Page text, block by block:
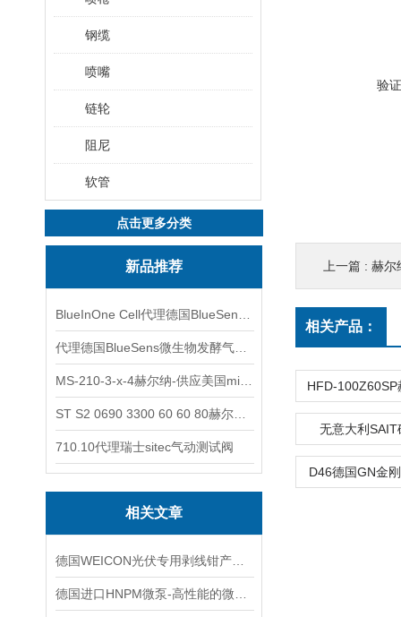
钢缆
喷嘴
链轮
阻尼
软管
点击更多分类
新品推荐
710.10代理瑞士sitec气动测试阀
相关文章
验
上一篇 : 赫尔
相关产品：
无意大利SAIT
D46德国GN金